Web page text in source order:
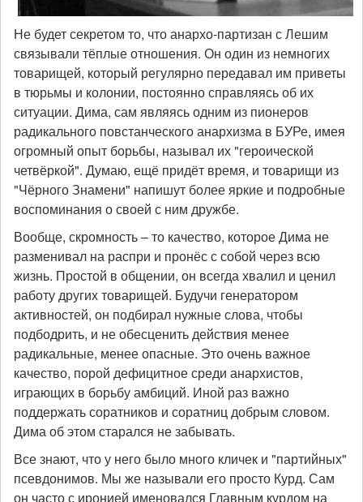
Не будет секретом то, что анархо-партизан с Лешим
связывали тёплые отношения. Он один из немногих
товарищей, который регулярно передавал им приветы
в тюрьмы и колонии, постоянно справляясь об их
ситуации. Дима, сам являясь одним из пионеров
радикального повстанческого анархизма в БУРе, имея
огромный опыт борьбы, называл их "героической
четвёркой". Думаю, ещё придёт время, и товарищи из
"Чёрного Знамени" напишут более яркие и подробные
воспоминания о своей с ним дружбе.
Вообще, скромность – то качество, которое Дима не
разменивал на распри и пронёс с собой через всю
жизнь. Простой в общении, он всегда хвалил и ценил
работу других товарищей. Будучи генератором
активностей, он подбирал нужные слова, чтобы
подбодрить, и не обесценить действия менее
радикальные, менее опасные. Это очень важное
качество, порой дефицитное среди анархистов,
играющих в борьбу амбиций. Иной раз важно
поддержать соратников и соратниц добрым словом.
Дима об этом старался не забывать.
Все знают, что у него было много кличек и "партийных"
псевдонимов. Мы же называли его просто Курд. Сам
он часто с иронией именовался Главным курдом на